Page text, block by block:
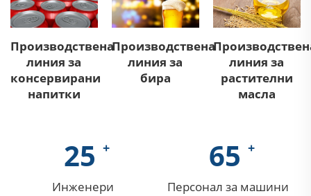
Производствена
линия за
консервирани
напитки
Производствена
линия за
бира
линия за
растителни
масла
25
Инженери
65
Персонал за машини